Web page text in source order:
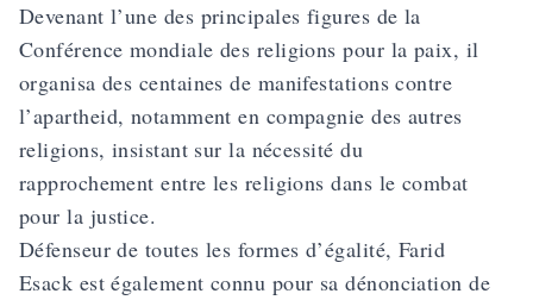
Devenant l’une des principales figures de la
Conférence mondiale des religions pour la paix, il
organisa des centaines de manifestations contre
l’apartheid, notamment en compagnie des autres
religions, insistant sur la nécessité du
rapprochement entre les religions dans le combat
pour la justice.
Défenseur de toutes les formes d’égalité, Farid
Esack est également connu pour sa dénonciation de